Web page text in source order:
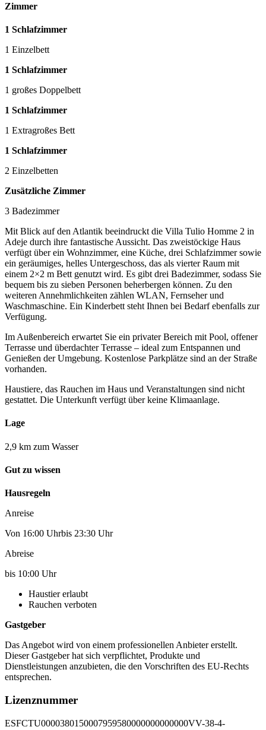
Zimmer
1 Schlafzimmer
1 Einzelbett
1 Schlafzimmer
1 großes Doppelbett
1 Schlafzimmer
1 Extragroßes Bett
1 Schlafzimmer
2 Einzelbetten
Zusätzliche Zimmer
3 Badezimmer
Mit Blick auf den Atlantik beeindruckt die Villa Tulio Homme 2 in
Adeje durch ihre fantastische Aussicht. Das zweistöckige Haus
verfügt über ein Wohnzimmer, eine Küche, drei Schlafzimmer sowie
ein geräumiges, helles Untergeschoss, das als vierter Raum mit
einem 2×2 m Bett genutzt wird. Es gibt drei Badezimmer, sodass Sie
bequem bis zu sieben Personen beherbergen können. Zu den
weiteren Annehmlichkeiten zählen WLAN, Fernseher und
Waschmaschine. Ein Kinderbett steht Ihnen bei Bedarf ebenfalls zur
Verfügung.
Im Außenbereich erwartet Sie ein privater Bereich mit Pool, offener
Terrasse und überdachter Terrasse – ideal zum Entspannen und
Genießen der Umgebung. Kostenlose Parkplätze sind an der Straße
vorhanden.
Haustiere, das Rauchen im Haus und Veranstaltungen sind nicht
gestattet. Die Unterkunft verfügt über keine Klimaanlage.
Lage
2,9 km zum Wasser
Gut zu wissen
Hausregeln
Anreise
Von 16:00 Uhrbis 23:30 Uhr
Abreise
bis 10:00 Uhr
Haustier erlaubt
Rauchen verboten
Gastgeber
Das Angebot wird von einem professionellen Anbieter erstellt.
Dieser Gastgeber hat sich verpflichtet, Produkte und
Dienstleistungen anzubieten, die den Vorschriften des EU-Rechts
entsprechen.
Lizenznummer
ESFCTU0000380150007959580000000000000VV-38-4-